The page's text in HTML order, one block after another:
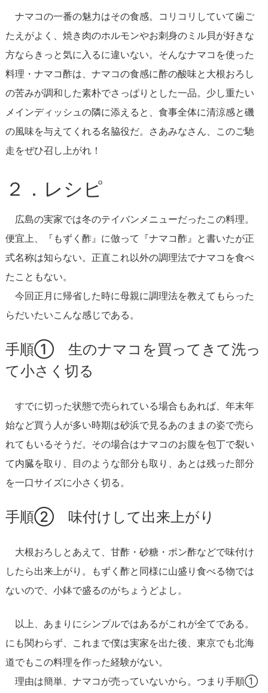
ナマコの一番の魅力はその食感。コリコリしていて歯ご
たえがよく、焼き肉のホルモンやお刺身のミル貝が好きな
方ならきっと気に入るに違いない。そんなナマコを使った
料理・ナマコ酢は、ナマコの食感に酢の酸味と大根おろし
の苦みが調和した素朴でさっぱりとした一品。少し重たい
メインディッシュの隣に添えると、食事全体に清涼感と磯
の風味を与えてくれる名脇役だ。さあみなさん、このご馳
走をぜひ召し上がれ！
２．レシピ
広島の実家では冬のテイバンメニューだったこの料理。
便宜上、『もずく酢』に倣って『ナマコ酢』と書いたが正
式名称は知らない。正直これ以外の調理法でナマコを食べ
たこともない。
今回正月に帰省した時に母親に調理法を教えてもらった
らだいたいこんな感じである。
手順① 生のナマコを買ってきて洗っ
て小さく切る
すでに切った状態で売られている場合もあれば、年末年
始など買う人が多い時期は砂浜で見るあのままの姿で売ら
れてもいるそうだ。その場合はナマコのお腹を包丁で裂い
て内臓を取り、目のような部分も取り、あとは残った部分
を一口サイズに小さく切る。
手順② 味付けして出来上がり
大根おろしとあえて、甘酢・砂糖・ポン酢などで味付け
したら出来上がり。もずく酢と同様に山盛り食べる物では
ないので、小鉢で盛るのがちょうどよし。
以上、あまりにシンプルではあるがこれが全てである。
にも関わらず、これまで僕は実家を出た後、東京でも北海
道でもこの料理を作った経験がない。
理由は簡単、ナマコが売っていないから。つまり手順①